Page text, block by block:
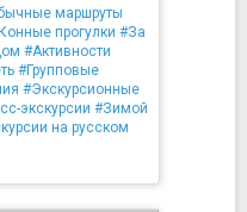
маршруты
прогулки #За
#Активности
#Групповые
#Экскурсионные
экскурсии #Зимой
на русском